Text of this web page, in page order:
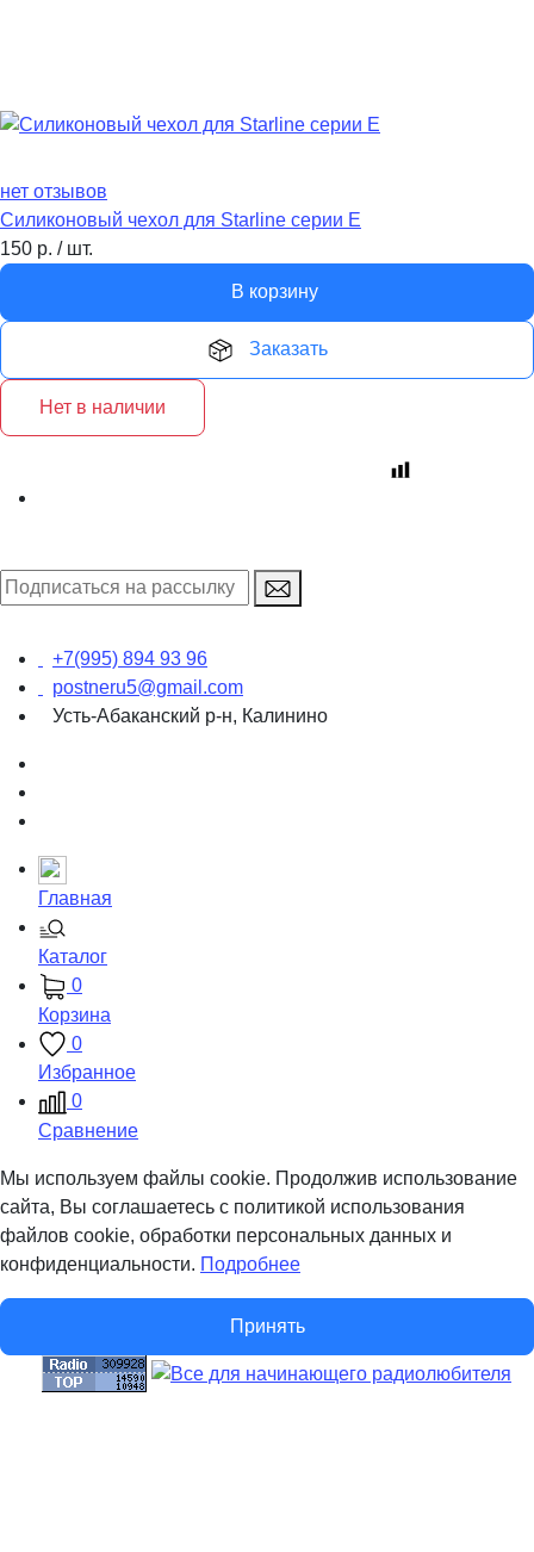
нет отзывов
Силиконовый чехол для Starline серии E
150 р. / шт.
В корзину
Заказать
Нет в наличии
+7(995) 894 93 96
postneru5@gmail.com
Усть-Абаканский р-н, Калинино
Главная
Каталог
0
Корзина
0
Избранное
0
Сравнение
Мы используем файлы cookie. Продолжив использование
сайта, Вы соглашаетесь с политикой использования
файлов cookie, обработки персональных данных и
конфиденциальности. Подробнее
Принять